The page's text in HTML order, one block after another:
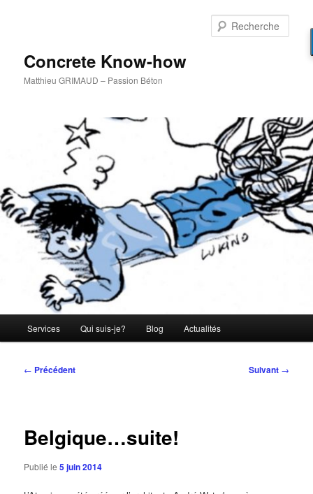
Concrete Know-how
Matthieu GRIMAUD – Passion Béton
principal
Services Qui suis-je? Blog Actualités
Navigation
← Précédent Suivant →
Belgique…suite!
Publié le5 juin 2014